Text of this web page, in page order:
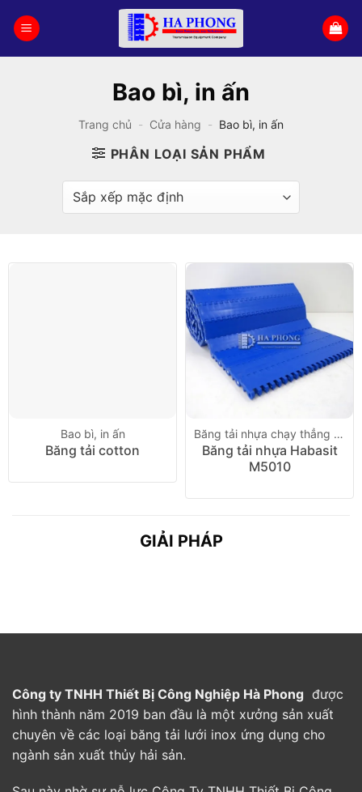
qua
Bao bì, in ấn
Trang chủ - Cửa hàng - Bao bì, in ấn
PHÂN LOẠI SẢN PHẨM
Bao bì, in ấn
Băng tải cotton
Băng tải nhựa chạy thẳng Habasit
Băng tải nhựa Habasit
M5010
GIẢI PHÁP
Công ty TNHH Thiết Bị Công Nghiệp Hà Phong được
hình thành năm 2019 ban đầu là một xưởng sản xuất
chuyên về các loại băng tải lưới inox ứng dụng cho
ngành sản xuất thủy hải sản.